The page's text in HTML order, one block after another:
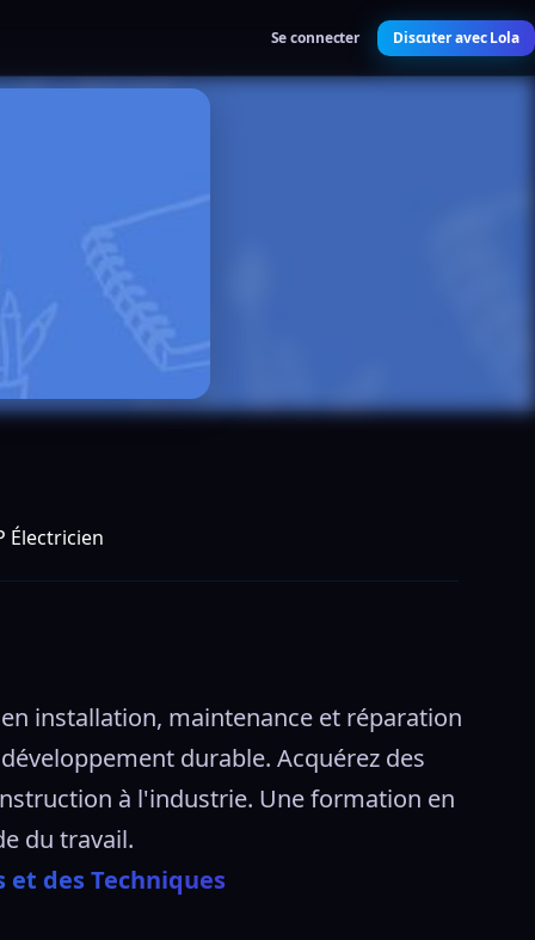
Se connecter Discuter avec Lola
Électricien
installation, maintenance et réparation
durable. Acquérez des
à l'industrie. Une formation en
du travail.
des Techniques